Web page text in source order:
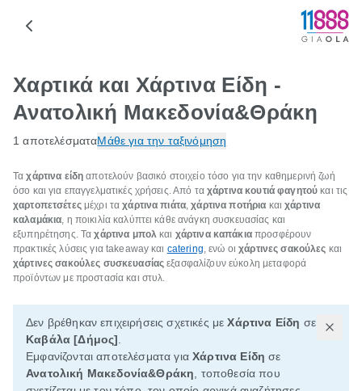
Χαρτικά και Χάρτινα Είδη -
Ανατολική Μακεδονία&Θράκη
1 αποτελέσματαΜάθε για την ταξινόμηση
Ταχάρτινα είδη αποτελούν βασικό στοιχείο τόσο για την καθημερινή ζωή
όσο και για επαγγελματικές χρήσεις. Από ταχάρτινα κουτιά φαγητού και τις
χαρτοπετσέτεςμέχρι ταχάρτινα πιάτα,χάρτινα ποτήρια καιχάρτινα
καλαμάκια, η ποικιλία καλύπτει κάθε ανάγκη συσκευασίας και
εξυπηρέτησης. Ταχάρτινα μπολ και χάρτινα καπάκιαπροσφέρουν
πρακτικές λύσεις για takeaway και catering, ενώ οιχάρτινες σακούλες και
χάρτινες σακούλες συσκευασίας εξασφαλίζουν εύκολη μεταφορά
προϊόντων με προστασία και στυλ.
Δεν βρέθηκαν επιχειρήσεις σχετικές μεΧάρτινα Είδη σε
Καβάλα [Δήμος]
Εμφανίζονται αποτελέσματα γιαΧάρτινα Είδη σε
Ανατολική Μακεδονία&Θράκη , τοποθεσία που